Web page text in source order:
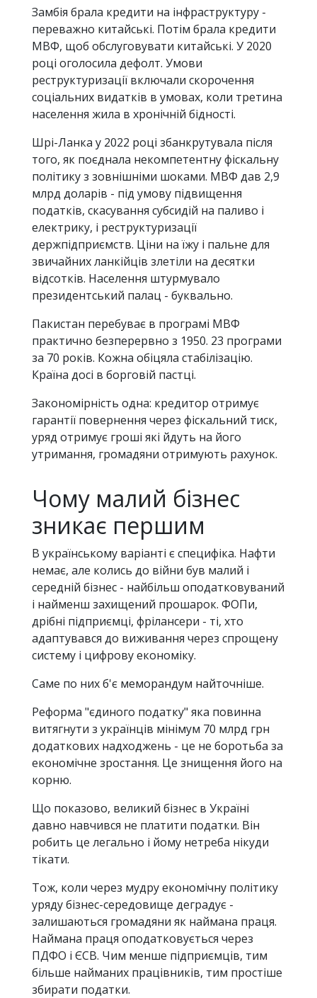
Замбія брала кредити на інфраструктуру -
переважно китайські. Потім брала кредити
МВФ, щоб обслуговувати китайські. У 2020
році оголосила дефолт. Умови
реструктуризації включали скорочення
соціальних видатків в умовах, коли третина
населення жила в хронічній бідності.
Шрі-Ланка у 2022 році збанкрутувала після
того, як поєднала некомпетентну фіскальну
політику з зовнішніми шоками. МВФ дав 2,9
млрд доларів - під умову підвищення
податків, скасування субсидій на паливо і
електрику, і реструктуризації
держпідприємств. Ціни на їжу і пальне для
звичайних ланкійців злетіли на десятки
відсотків. Населення штурмувало
президентський палац - буквально.
Пакистан перебуває в програмі МВФ
практично безперервно з 1950. 23 програми
за 70 років. Кожна обіцяла стабілізацію.
Країна досі в борговій пастці.
Закономірність одна: кредитор отримує
гарантії повернення через фіскальний тиск,
уряд отримує гроші які йдуть на його
утримання, громадяни отримують рахунок.
Чому малий бізнес
зникає першим
В українському варіанті є специфіка. Нафти
немає, але колись до війни був малий і
середній бізнес - найбільш оподатковуваний
і найменш захищений прошарок. ФОПи,
дрібні підприємці, фрілансери - ті, хто
адаптувався до виживання через спрощену
систему і цифрову економіку.
Саме по них б'є меморандум найточніше.
Реформа "єдиного податку" яка повинна
витягнути з українців мінімум 70 млрд грн
додаткових надходжень - це не боротьба за
економічне зростання. Це знищення його на
корню.
Що показово, великий бізнес в Україні
давно навчився не платити податки. Він
робить це легально і йому нетреба нікуди
тікати.
Тож, коли через мудру економічну політику
уряду бізнес-середовище деградує -
залишаються громадяни як наймана праця.
Наймана праця оподатковується через
ПДФО і ЄСВ. Чим менше підприємців, тим
більше найманих працівників, тим простіше
збирати податки.